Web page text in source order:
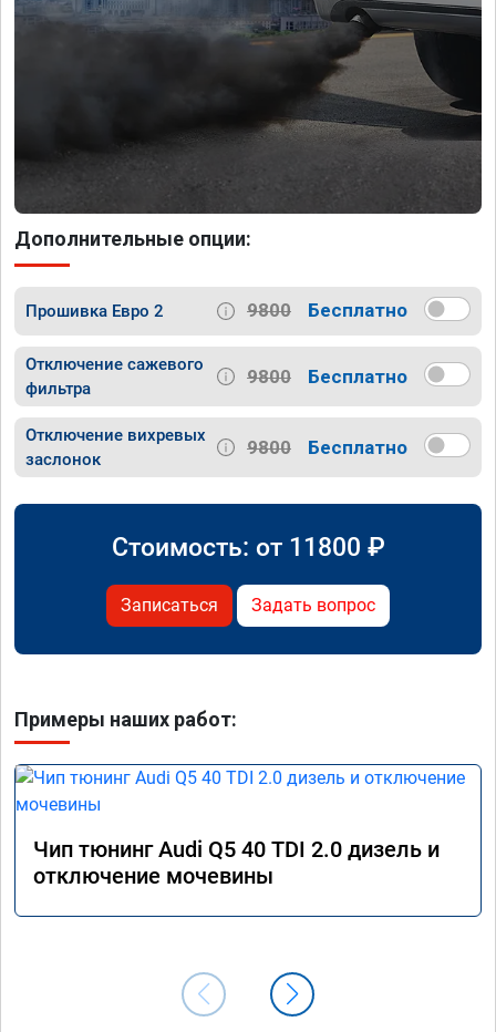
Дополнительные опции:
Прошивка Евро 2 9800 Бесплатно
Отключение сажевого
фильтра
9800 Бесплатно
Отключение вихревых
заслонок
9800 Бесплатно
Стоимость: от 11800 ₽
Записаться Задать вопрос
Примеры наших работ:
Чип тюнинг Audi Q5 40 TDI 2.0 дизель и
отключение мочевины